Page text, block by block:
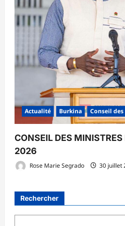
Actualité Burkina Conseil
CONSEIL DES
2026
Rose Marie Segrado 30 juillet
Rechercher